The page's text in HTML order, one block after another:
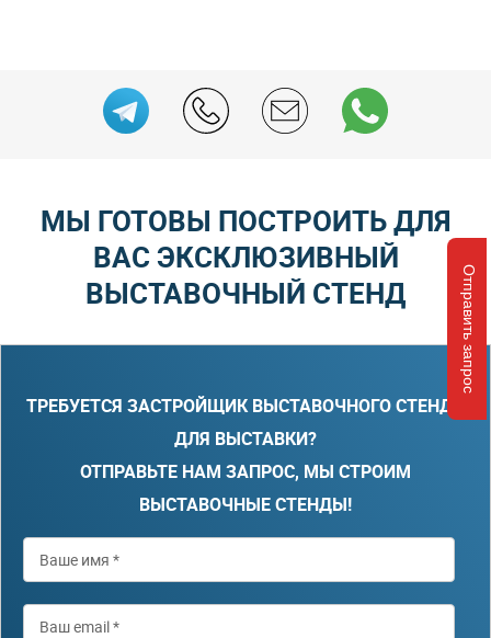
Отправить запрос
МЫ ГОТОВЫ ПОСТРОИТЬ ДЛЯ
ВАС ЭКСКЛЮЗИВНЫЙ
ВЫСТАВОЧНЫЙ СТЕНД
ТРЕБУЕТСЯ ЗАСТРОЙЩИК ВЫСТАВОЧНОГО СТЕНДА
ДЛЯ ВЫСТАВКИ?
ОТПРАВЬТЕ НАМ ЗАПРОС, МЫ СТРОИМ
ВЫСТАВОЧНЫЕ СТЕНДЫ!